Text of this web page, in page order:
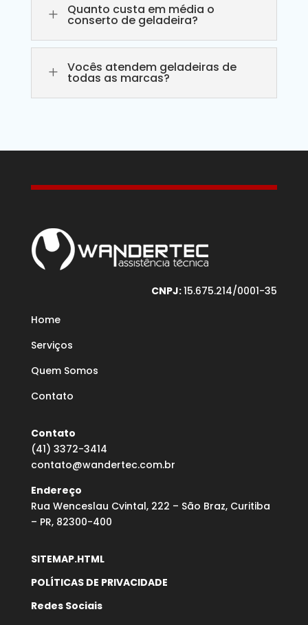
L Quanto custa em média o
conserto de geladeira?
L Vocês atendem geladeiras de
todas as marcas?
CNPJ:15.675.214/0001-35
Home
Serviços
Quem Somos
Contato
Contato
(41) 3372-3414
contato@wandertec.com.br
Endereço
Rua Wenceslau Cvintal, 222 – São Braz, Curitiba
– PR, 82300-400
SITEMAP.HTML
POLÍTICAS DE PRIVACIDADE
Redes Sociais